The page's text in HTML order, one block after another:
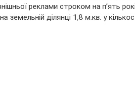
реклами строком на п’ять
ділянці 1,8 м.кв. у